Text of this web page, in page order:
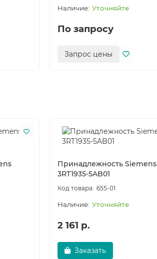
Уточняйте
По запросу
Запрос цены
Принадлежность Siemens
3RT1935-5AB01
655-01
Уточняйте
2 161 р.
Заказать